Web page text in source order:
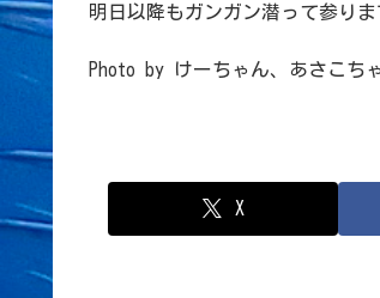
明日以降もガンガン潜って参り
Photo by けーちゃん、あさこち
X